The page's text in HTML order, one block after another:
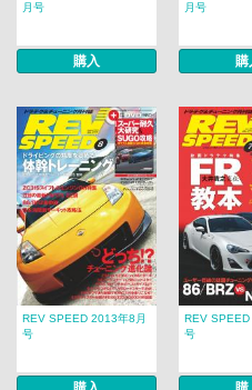
月号
購入
月号
購
REV SPEED 2013年8月
号
REV SPEED
号